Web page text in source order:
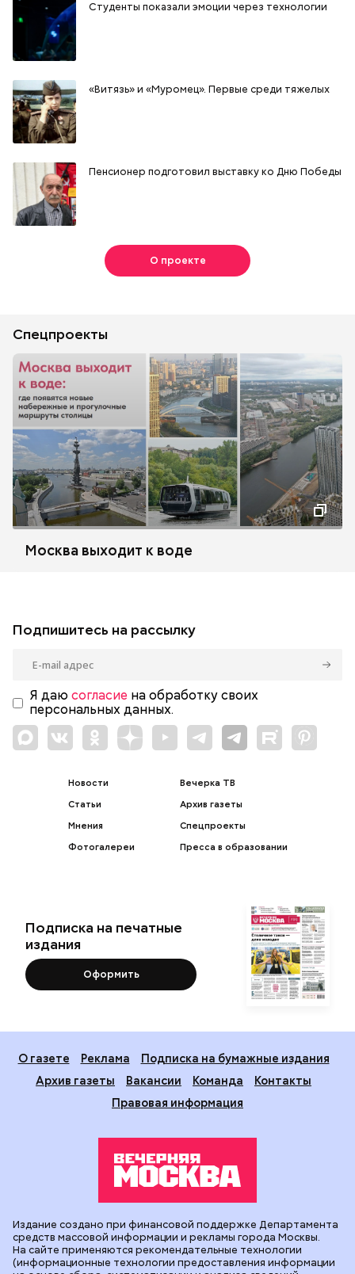
Студенты показали эмоции через технологии
«Витязь» и «Муромец». Первые среди тяжелых
Пенсионер подготовил выставку ко Дню Победы
О проекте
Спецпроекты
Москва выходит к воде
Подпишитесь на рассылку
Я даю согласие на обработку своих
персональных данных.
Новости
Статьи
Мнения
Фотогалереи
Вечерка ТВ
Архив газеты
Спецпроекты
Пресса в образовании
Подписка на печатные
издания
Оформить
О газете Реклама
Подписка на бумажные издания
Архив газеты
Вакансии Команда
Контакты
Правовая информация
Издание создано при финансовой поддержке Департамента
средств массовой информации и рекламы города Москвы.
На сайте применяются рекомендательные технологии
(информационные технологии предоставления информации